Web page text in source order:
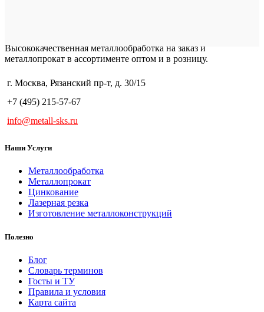
Высококачественная металлообработка на заказ и
металлопрокат в ассортименте оптом и в розницу.
г. Москва, Рязанский пр-т, д. 30/15
+7 (495) 215-57-67
info@metall-sks.ru
Наши Услуги
Металлообработка
Металлопрокат
Цинкование
Лазерная резка
Изготовление металлоконструкций
Полезно
Блог
Словарь терминов
Госты и ТУ
Правила и условия
Карта сайта